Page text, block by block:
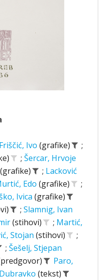
Friščić, Ivo (grafike)
;
; Šercar, Hrvoje
(grafike) ; Lacković
Edo (grafike)
;
Ivica (grafike)
; Slamnig, Ivan
(stihovi) ; Martić,
Stojan (stihovi)
;
; Šešelj, Stjepan
Paro,
(tekst)